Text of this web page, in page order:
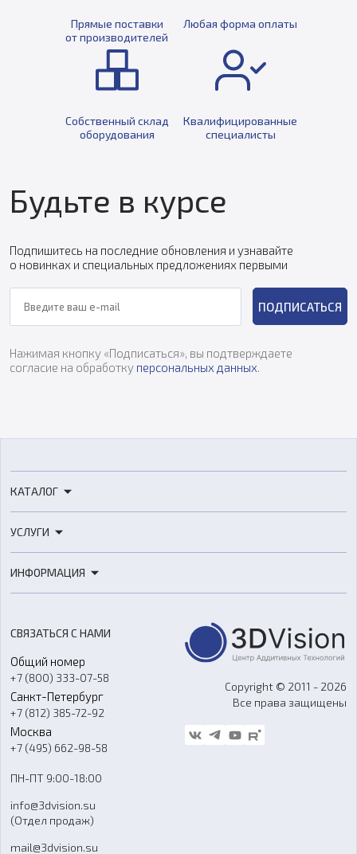
Прямые поставки
от производителей
Любая форма оплаты
Собственный склад
оборудования
Квалифицированные
специалисты
Будьте в курсе
Подпишитесь на последние обновления и узнавайте
о новинках и специальных предложениях первыми
ПОДПИСАТЬСЯ
Нажимая кнопку «Подписаться», вы подтверждаете
согласие на обработку персональных данных.
КАТАЛОГ
3D-сканеры
Расходные материалы
Оборудование и материалы для вакуумного литья
Аксессуары и прочее оборудование
Программное обеспечение
УСЛУГИ
3D-моделирование
Ремонт и услуги
ИНФОРМАЦИЯ
О компании
Контакты
Гос. закупки
Стать дилером
Блог
FAQ
СВЯЗАТЬСЯ С НАМИ
Общий номер
+7 (800) 333-07-58
Санкт-Петербург
+7 (812) 385-72-92
Москва
+7 (495) 662-98-58
ПН-ПТ 9:00-18:00
info@3dvision.su
(Отдел продаж)
mail@3dvision.su
Copyright © 2011 - 2026
Все права защищены